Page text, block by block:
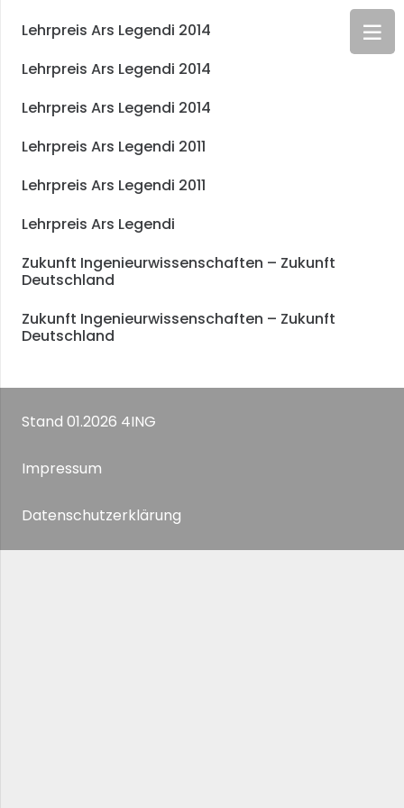
Lehrpreis Ars Legendi 2014
Lehrpreis Ars Legendi 2014
Lehrpreis Ars Legendi 2014
Lehrpreis Ars Legendi 2011
Lehrpreis Ars Legendi 2011
Lehrpreis Ars Legendi
Zukunft Ingenieurwissenschaften – Zukunft
Deutschland
Zukunft Ingenieurwissenschaften – Zukunft
Deutschland
Stand 01.2026 4ING
Impressum
Datenschutzerklärung